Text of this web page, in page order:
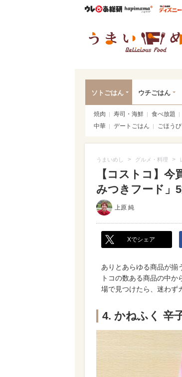
ウレぴあ総研ハピマ
ソトごはん ウチごはん
焼肉 寿司・海鮮 食べ放題
中華
デートごはん ごほう
うまいめし > グルメ・料理 >
【コストコ】
みつきフード」
上原 純
Xでシェア
ありとあらゆる商品が揃
トコの数ある商品の中
場で見つけたら、迷わず
4. かねふく 辛